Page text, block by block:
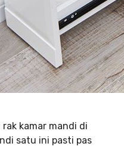
kamar mandi di
satu ini pasti pas